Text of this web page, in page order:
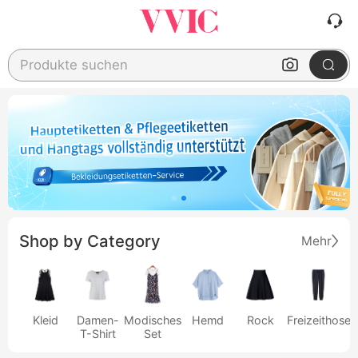
Produkte suchen
Shop by Category Mehr
Kleid
Damen-
T-Shirt
Modisches
Set
Hemd Rock Freizeithose